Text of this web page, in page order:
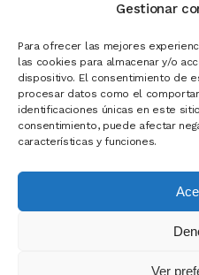
Gestionar
Para ofrecer las mejores
las cookies para almacenar y/o
dispositivo. El consentimiento de
procesar datos como el
identificaciones únicas en este
consentimiento, puede afectar
características y funciones.
Ver
NEWSLETTER